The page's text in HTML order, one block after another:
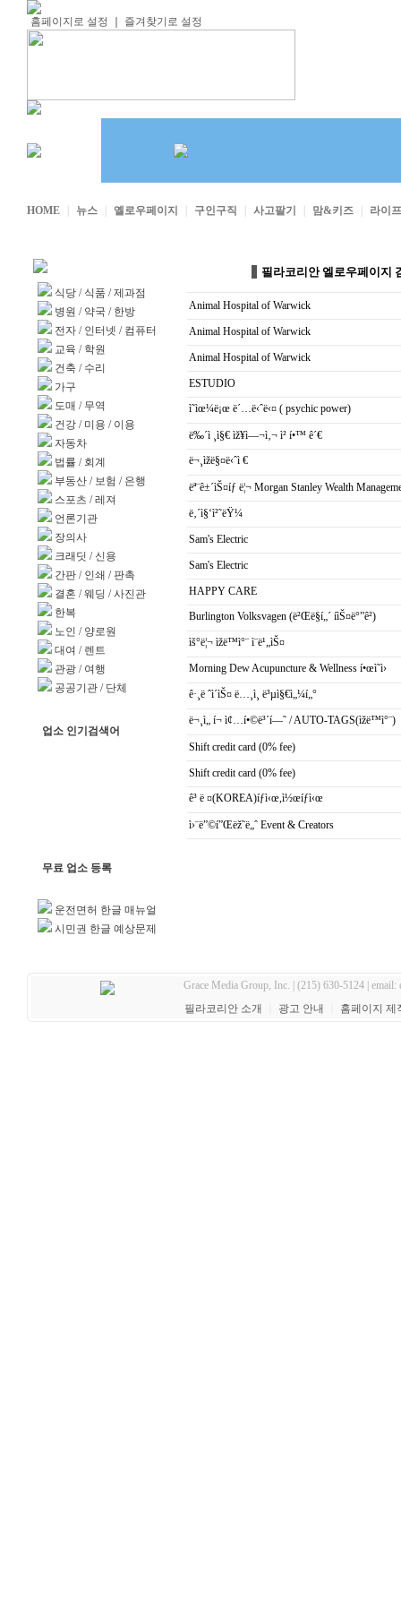
홈페이지로 설정 즐겨찾기로 설정
HOME 뉴스 옐로우페이지 구인구직 사고팔기 맘&키즈 라이
식당 / 식품 /제과점
병원 / 약국 / 한방
전자 / 인터넷 / 컴퓨터
교육 / 학원
건축 / 수리
가구
도매 / 무역
건강 / 미용 / 이용
자동차
법률 / 회계
부동산 / 보험 / 은행
스포츠 /레져
언론기관
장의사
크래딧 / 신용
간판 / 인쇄 / 판촉
결혼 /웨딩 /사진관
한복
노인 / 양로원
대여 / 렌트
관광 / 여행
공공기관 / 단체
업소 인기검색어
무료 업소 등록
운전면허 한글 매뉴얼
시민권 한글 예상문제
필라코리안 엘로우페이지
Animal Hospital of Warwick
Animal Hospital of Warwick
Animal Hospital of Warwick
ESTUDIO
ì˜ìœ¼ë¡œ ë´…ë‹ˆë‹¤ ( psychic power)
ë‰´ì ¸ì§€ ìž¥ì—¬ì‚¬ ì² í•™ ê´€
ë¬¸ìžë§¤ë‹ˆì €
ëª¨ê±´ìŠ¤íƒ ë¦¬ Morgan Stanley Wealth
ë‚´ì§‘ì²˜ëŸ¼
Sam's Electric
Sam's Electric
HAPPY CARE
Burlington Volksvagen (ë²Œë§í„´ í­ìŠ¤ë°”ê²)
ìš°ë¦¬ ìžë™ì°¨ ì¨ë¹„ìŠ¤
Morning Dew Acupuncture & Wellness í•œì˜ì›
ê·¸ë ˆì´ìŠ¤ ë…¸ì¸ ë³µì§€ì„¼í„°
ë¬¸ì„ í¬ ì¢…í•©ë³´í—˜ / AUTO-TAGS(ìžë™ì°¨)
Shift credit card (0% fee)
Shift credit card (0% fee)
ê³ ë ¤(KOREA)íƒì‹œ,ì½œíƒì‹œ
ì›¨ë”©í”Œëž˜ë„ˆ Event & Creators
Grace Media Group, Inc. | (215) 630-5124 | email:
필라코리안 소개
광고 안내 홈페이지 제